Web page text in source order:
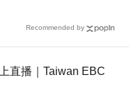
Recommended by
直播｜Taiwan EBC